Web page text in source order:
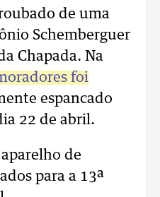
de uma
Schemberguer
Chapada. Na
foi
espancado
22 de abril.
de
para a 13ª